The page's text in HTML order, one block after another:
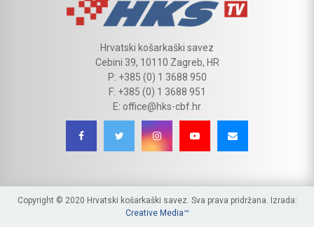
Hrvatski košarkaški savez
Cebini 39, 10110 Zagreb, HR
P: +385 (0) 1 3688 950
F: +385 (0) 1 3688 951
E: office@hks-cbf.hr
Copyright © 2020 Hrvatski košarkaški savez. Sva prava pridržana. Izrada:
Creative Media™